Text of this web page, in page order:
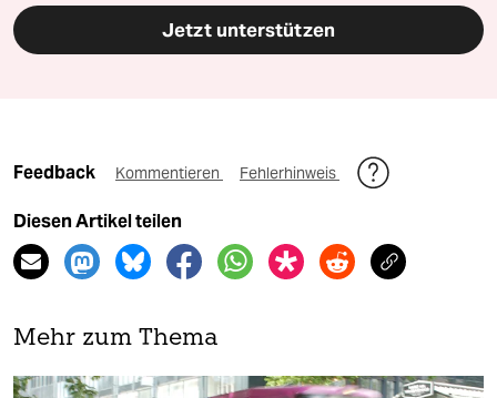
Jetzt unterstützen
Feedback Kommentieren Fehlerhinweis
Diesen Artikel teilen
Mehr zum Thema